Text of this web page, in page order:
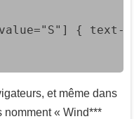
{ text-
et même dans
nomment « Wind***